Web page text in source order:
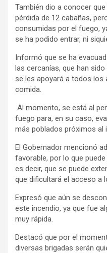
También dio a conocer
pérdida de 12 cabañas,
consumidas por el fuego,
se ha podido entrar, ni
Informó que se ha
las cercanías, que han
se les apoyará a todos
comida.
Al momento, se está al
fuego para, en su caso,
más poblados próximos al
El Gobernador mencionó
favorable, por lo que
es decir, que se puede
que dificultará el acceso a
Expresó que aún se
este incendio, ya que fue
muy rápida.
Destacó que por el
diversas brigadas serán